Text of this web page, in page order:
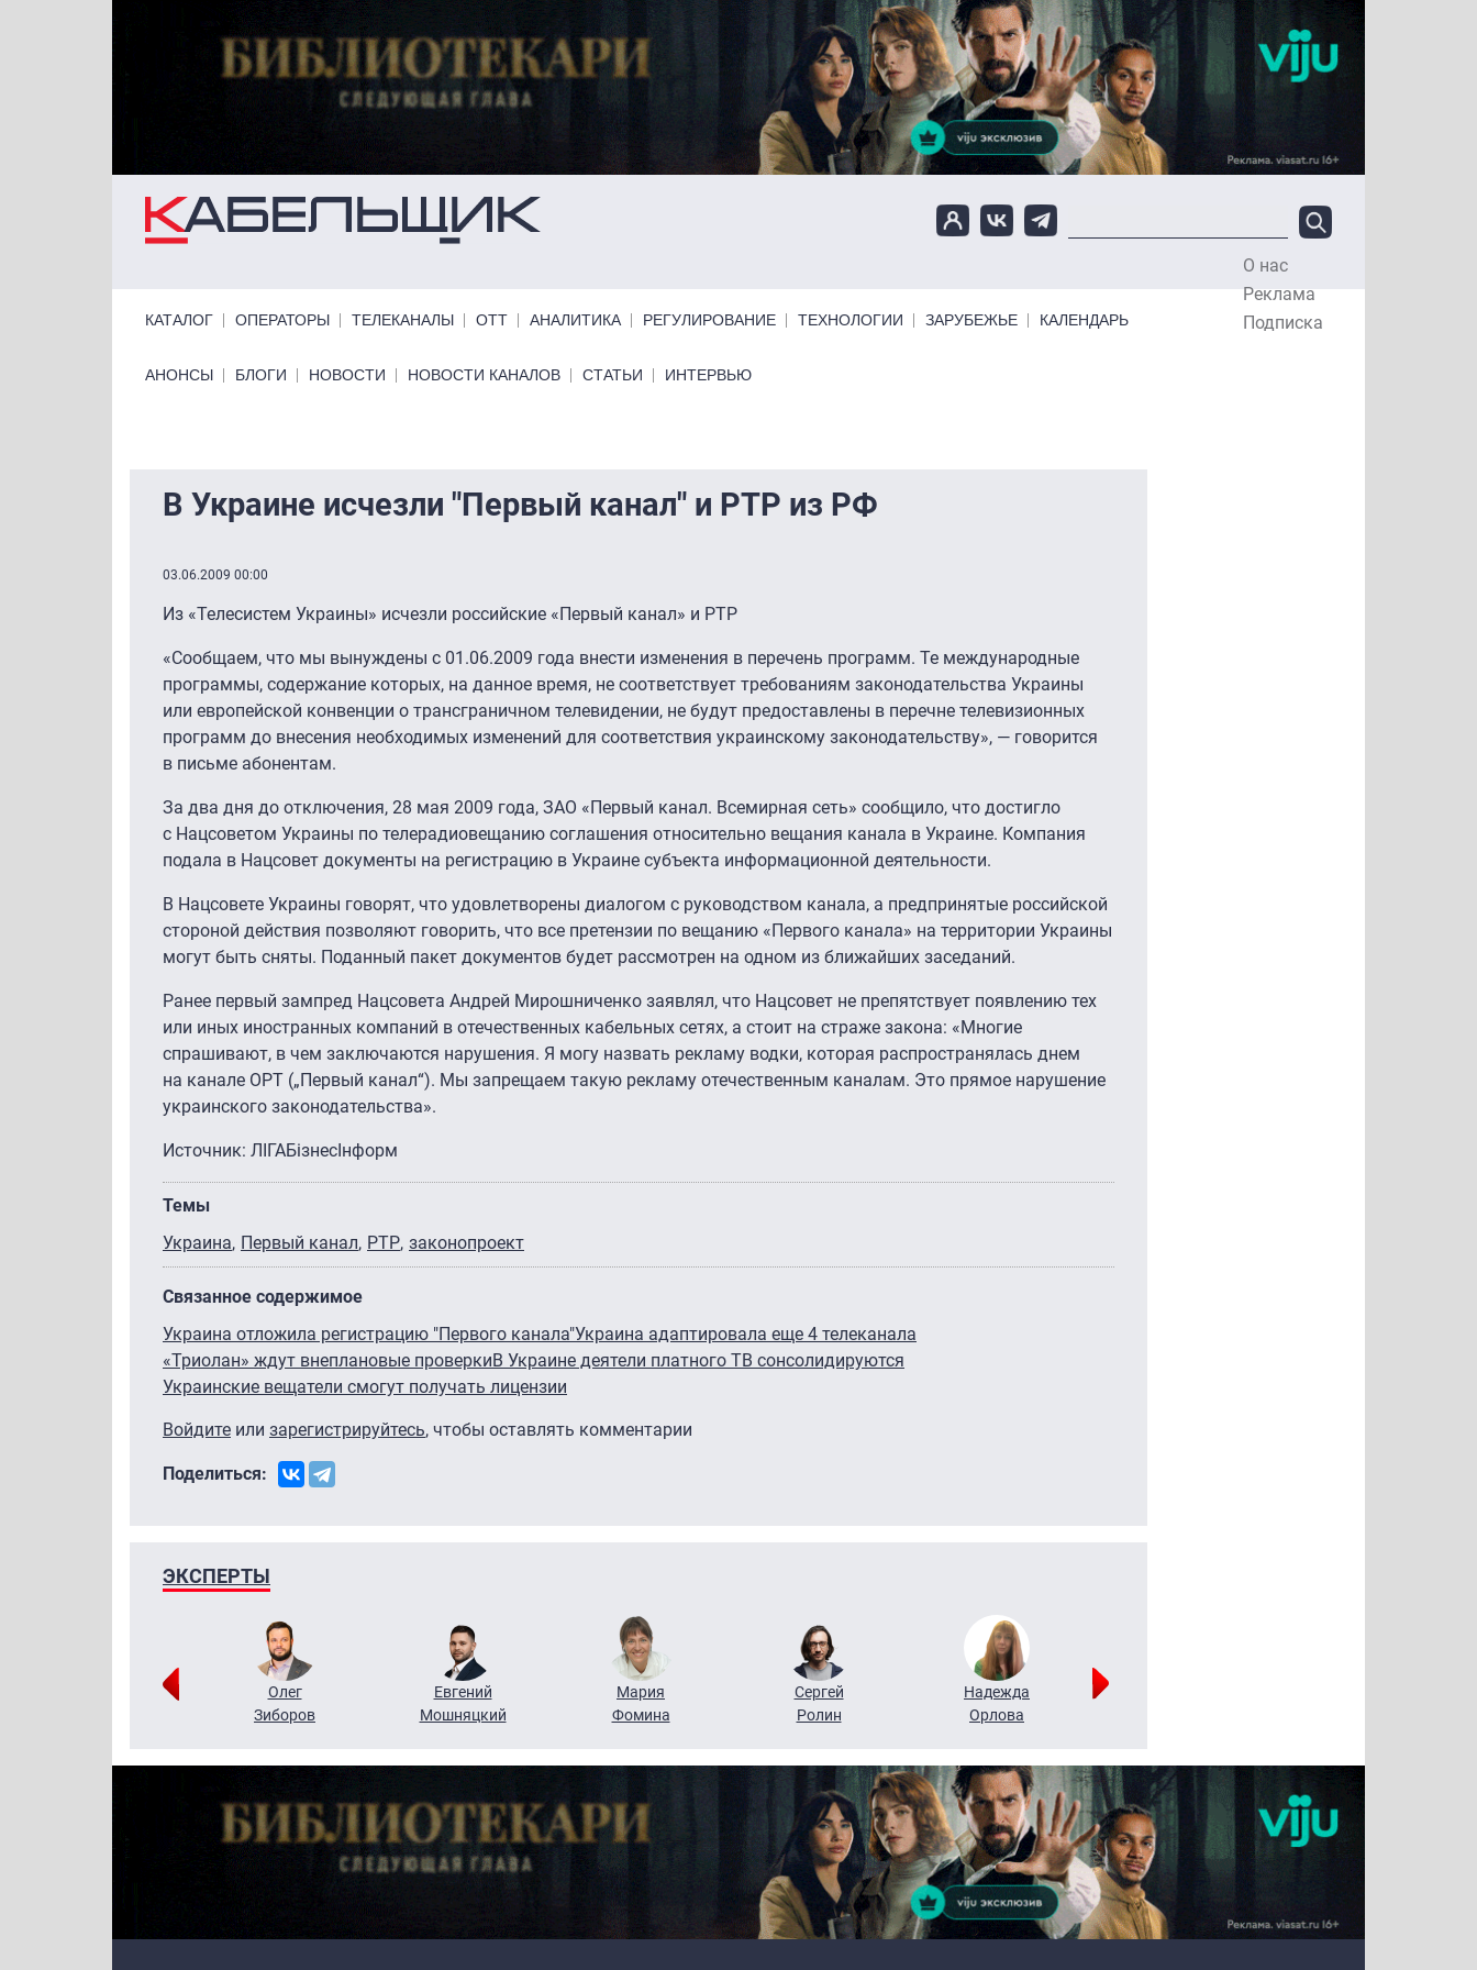
О нас
Реклама
Подписка
КАТАЛОГ ОПЕРАТОРЫ ТЕЛЕКАНАЛЫ ОТТ АНАЛИТИКА РЕГУЛИРОВАНИЕ ТЕХНОЛОГИИ ЗАРУБЕЖЬЕ КАЛЕНДАРЬ
Primary links bottom
АНОНСЫ БЛОГИ НОВОСТИ НОВОСТИ КАНАЛОВ СТАТЬИ ИНТЕРВЬЮ
В Украине исчезли "Первый канал" и РТР из РФ
03.06.2009 00:00
Из «Телесистем Украины» исчезли российские «Первый канал» и РТР
«Сообщаем, что мы вынуждены с 01.06.2009 года внести изменения в перечень программ. Те международные
программы, содержание которых, на данное время, не соответствует требованиям законодательства Украины
или европейской конвенции о трансграничном телевидении, не будут предоставлены в перечне телевизионных
программ до внесения необходимых изменений для соответствия украинскому законодательству», — говорится
в письме абонентам.
За два дня до отключения, 28 мая 2009 года, ЗАО «Первый канал. Всемирная сеть» сообщило, что достигло
с Нацсоветом Украины по телерадиовещанию соглашения относительно вещания канала в Украине. Компания
подала в Нацсовет документы на регистрацию в Украине субъекта информационной деятельности.
В Нацсовете Украины говорят, что удовлетворены диалогом с руководством канала, а предпринятые российской
стороной действия позволяют говорить, что все претензии по вещанию «Первого канала» на территории Украины
могут быть сняты. Поданный пакет документов будет рассмотрен на одном из ближайших заседаний.
Ранее первый зампред Нацсовета Андрей Мирошниченко заявлял, что Нацсовет не препятствует появлению тех
или иных иностранных компаний в отечественных кабельных сетях, а стоит на страже закона: «Многие
спрашивают, в чем заключаются нарушения. Я могу назвать рекламу водки, которая распространялась днем
на канале ОРТ („Первый канал“). Мы запрещаем такую рекламу отечественным каналам. Это прямое нарушение
украинского законодательства».
Источник: ЛIГАБiзнесIнформ
Темы
Украина Первый канал РТР законопроект
Связанное содержимое
Украина отложила регистрацию "Первого канала"Украина адаптировала еще 4 телеканала
«Триолан» ждут внеплановые проверкиВ Украине деятели платного ТВ сонсолидируются
Украинские вещатели смогут получать лицензии
Войдите или зарегистрируйтесь, чтобы оставлять комментарии
Поделиться:
ЭКСПЕРТЫ
Олег
Зиборов
Евгений
Мошняцкий
Мария
Фомина
Сергей
Ролин
Надежда
Орлова